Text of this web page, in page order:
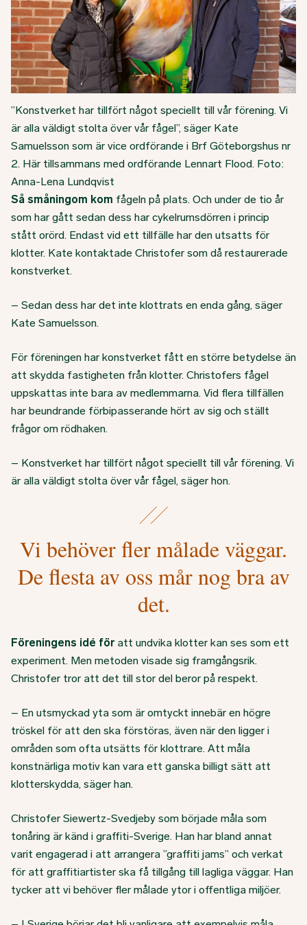
”Konstverket har tillfört något speciellt till vår förening. Vi
är alla väldigt stolta över vår fågel”, säger Kate
Samuelsson som är vice ordförande i Brf Göteborgshus nr
2. Här tillsammans med ordförande Lennart Flood. Foto:
Anna-Lena Lundqvist
Så småningom kom fågeln på plats. Och under de tio år
som har gått sedan dess har cykelrumsdörren i princip
stått orörd. Endast vid ett tillfälle har den utsatts för
klotter. Kate kontaktade Christofer som då restaurerade
konstverket.
– Sedan dess har det inte klottrats en enda gång, säger
Kate Samuelsson.
För föreningen har konstverket fått en större betydelse än
att skydda fastigheten från klotter. Christofers fågel
uppskattas inte bara av medlemmarna. Vid flera tillfällen
har beundrande förbipasserande hört av sig och ställt
frågor om rödhaken.
– Konstverket har tillfört något speciellt till vår förening. Vi
är alla väldigt stolta över vår fågel, säger hon.
Vi behöver fler målade väggar.
De flesta av oss mår nog bra av
det.
Föreningens idé föratt undvika klotter kan ses som ett
experiment. Men metoden visade sig framgångsrik.
Christofer tror att det till stor del beror på respekt.
– En utsmyckad yta som är omtyckt innebär en högre
tröskel för att den ska förstöras, även när den ligger i
områden som ofta utsätts för klottrare. Att måla
konstnärliga motiv kan vara ett ganska billigt sätt att
klotterskydda, säger han.
Christofer Siewertz-Svedjeby som började måla som
tonåring är känd i graffiti-Sverige. Han har bland annat
varit engagerad i att arrangera ”graffiti jams” och verkat
för att graffitiartister ska få tillgång till lagliga väggar. Han
tycker att vi behöver fler målade ytor i offentliga miljöer.